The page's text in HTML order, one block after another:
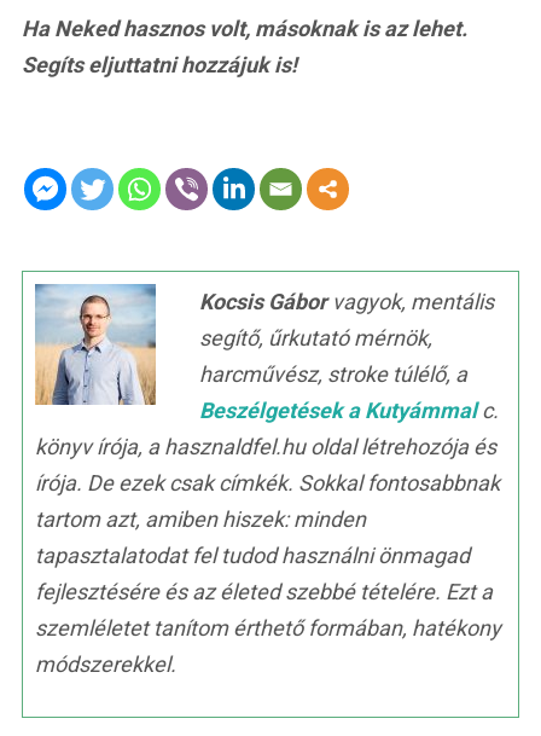
Ha Neked hasznos volt, másoknak is az lehet.
Segíts eljuttatni hozzájuk is!
Kocsis Gáborvagyok, mentális
segítő, űrkutató mérnök,
harcművész, stroke túlélő, a
Beszélgetések a Kutyámmalc.
könyv írója, a hasznaldfel.hu oldal létrehozója és
írója. De ezek csak címkék. Sokkal fontosabbnak
tartom azt, amiben hiszek: minden
tapasztalatodat fel tudod használni önmagad
fejlesztésére és az életed szebbé tételére. Ezt a
szemléletet tanítom érthető formában, hatékony
módszerekkel.